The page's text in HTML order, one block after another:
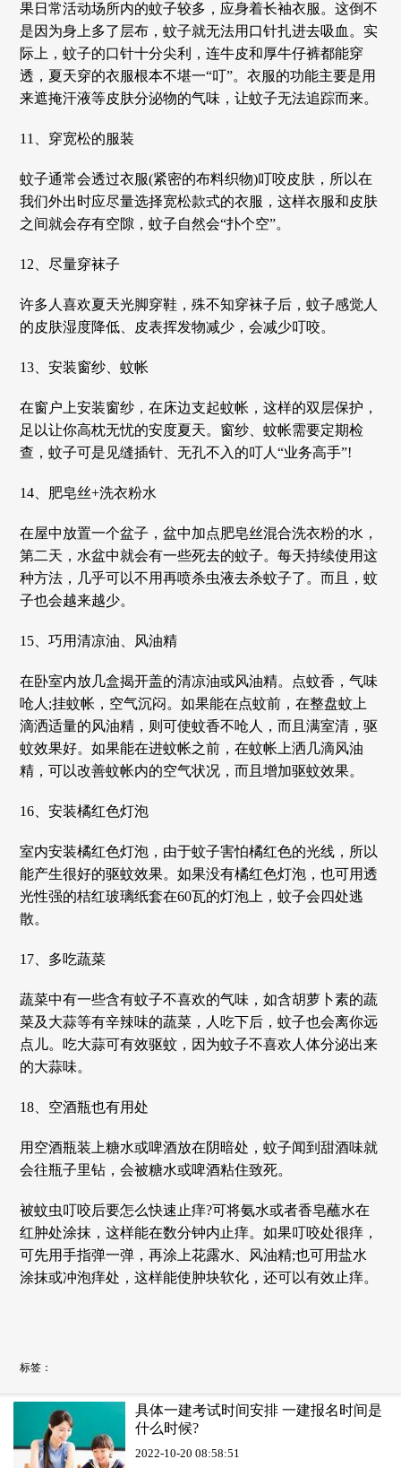
果日常活动场所内的蚊子较多，应身着长袖衣服。这倒不
是因为身上多了层布，蚊子就无法用口针扎进去吸血。实
际上，蚊子的口针十分尖利，连牛皮和厚牛仔裤都能穿
透，夏天穿的衣服根本不堪一“叮”。衣服的功能主要是用
来遮掩汗液等皮肤分泌物的气味，让蚊子无法追踪而来。
11、穿宽松的服装
蚊子通常会透过衣服(紧密的布料织物)叮咬皮肤，所以在
我们外出时应尽量选择宽松款式的衣服，这样衣服和皮肤
之间就会存有空隙，蚊子自然会“扑个空”。
12、尽量穿袜子
许多人喜欢夏天光脚穿鞋，殊不知穿袜子后，蚊子感觉人
的皮肤湿度降低、皮表挥发物减少，会减少叮咬。
13、安装窗纱、蚊帐
在窗户上安装窗纱，在床边支起蚊帐，这样的双层保护，
足以让你高枕无忧的安度夏天。窗纱、蚊帐需要定期检
查，蚊子可是见缝插针、无孔不入的叮人“业务高手”!
14、肥皂丝+洗衣粉水
在屋中放置一个盆子，盆中加点肥皂丝混合洗衣粉的水，
第二天，水盆中就会有一些死去的蚊子。每天持续使用这
种方法，几乎可以不用再喷杀虫液去杀蚊子了。而且，蚊
子也会越来越少。
15、巧用清凉油、风油精
在卧室内放几盒揭开盖的清凉油或风油精。点蚊香，气味
呛人;挂蚊帐，空气沉闷。如果能在点蚊前，在整盘蚊上
滴洒适量的风油精，则可使蚊香不呛人，而且满室清，驱
蚊效果好。如果能在进蚊帐之前，在蚊帐上洒几滴风油
精，可以改善蚊帐内的空气状况，而且增加驱蚊效果。
16、安装橘红色灯泡
室内安装橘红色灯泡，由于蚊子害怕橘红色的光线，所以
能产生很好的驱蚊效果。如果没有橘红色灯泡，也可用透
光性强的桔红玻璃纸套在60瓦的灯泡上，蚊子会四处逃
散。
17、多吃蔬菜
蔬菜中有一些含有蚊子不喜欢的气味，如含胡萝卜素的蔬
菜及大蒜等有辛辣味的蔬菜，人吃下后，蚊子也会离你远
点儿。吃大蒜可有效驱蚊，因为蚊子不喜欢人体分泌出来
的大蒜味。
18、空酒瓶也有用处
用空酒瓶装上糖水或啤酒放在阴暗处，蚊子闻到甜酒味就
会往瓶子里钻，会被糖水或啤酒粘住致死。
被蚊虫叮咬后要怎么快速止痒?可将氨水或者香皂蘸水在
红肿处涂抹，这样能在数分钟内止痒。如果叮咬处很痒，
可先用手指弹一弹，再涂上花露水、风油精;也可用盐水
涂抹或冲泡痒处，这样能使肿块软化，还可以有效止痒。
标签：
具体一建考试时间安排 一建报名时间是
什么时候?
2022-10-20 08:58:51